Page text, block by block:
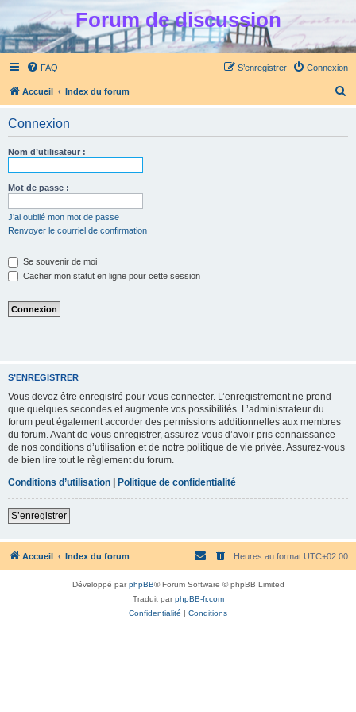
Forum de discussion
FAQ Connexion
S’enregistrer
Accueil Index du forum
Connexion
Nom d’utilisateur :
Mot de passe :
J’ai oublié mon mot de passe
Renvoyer le courriel de confirmation
Se souvenir de moi
Cacher mon statut en ligne pour cette session
S’ENREGISTRER
Vous devez être enregistré pour vous connecter. L’enregistrement ne prend
que quelques secondes et augmente vos possibilités. L’administrateur du
forum peut également accorder des permissions additionnelles aux membres
du forum. Avant de vous enregistrer, assurez-vous d’avoir pris connaissance
de nos conditions d’utilisation et de notre politique de vie privée. Assurez-vous
de bien lire tout le règlement du forum.
Conditions d’utilisation | Politique de confidentialité
S’enregistrer
Accueil Index du forum Heures au format UTC+02:00
Développé parphpBB® Forum Software © phpBB Limited
Traduit parphpBB-fr.com
Confidentialité | Conditions